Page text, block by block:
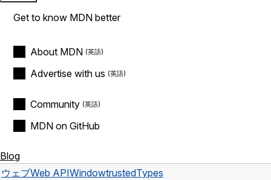
Get to know MDN better
About MDN
Advertise with us
Community
MDN on GitHub
Blog
ウェブWeb APIWindowtrustedTypes